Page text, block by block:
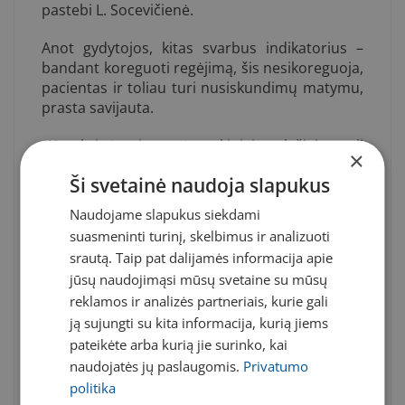
pastebi L. Socevičienė.
Anot gydytojos, kitas svarbus indikatorius –
bandant koreguoti regėjimą, šis nesikoreguoja,
pacientas ir toliau turi nusiskundimų matymu,
prasta savijauta.
„Korekcinė priemonė – akiniai ar lęšiai – gali
puikiai atitikti specialisto nustatytas dioptrijas,
tačiau žmogus vis tiek jaus diskomfortą ir
matys prastai. Dėl to gali prasidėti ir galvos
skausmai“, – tikslina mikrochirugė.
Toli pažengęs keratokonusas palieka ragenoje
vadinamąsias Vogto strijas, ragena randėja ir
kūgio formos išsigaubimas būna matomas
plika akimi. Tokiu atveju ligą žmogus įtarti gali
ir pats.
Gelbėja šiuolaikinės
×
Ši svetainė naudoja slapukus
Naudojame slapukus siekdami
suasmeninti turinį, skelbimus ir analizuoti
srautą. Taip pat dalijamės informacija apie
jūsų naudojimąsi mūsų svetaine su mūsų
reklamos ir analizės partneriais, kurie gali
ją sujungti su kita informacija, kurią jiems
pateikėte arba kurią jie surinko, kai
naudojatės jų paslaugomis. Privatumo
politika